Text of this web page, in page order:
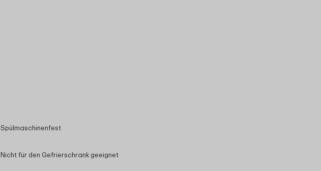
Spülmaschinenfest
Nicht für den Gefrierschrank geeignet